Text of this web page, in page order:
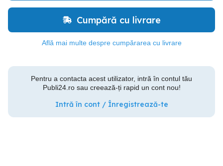
Cumpără cu livrare
Află mai multe despre cumpărarea cu livrare
Pentru a contacta acest utilizator, intră în contul tău
Publi24.ro sau creează-ți rapid un cont nou!
Intră în cont / Înregistrează-te